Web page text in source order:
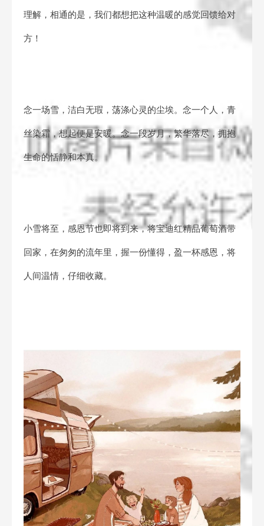
理解，相通的是，我们都想把这种温暖的感觉回馈给对
方！
念一场雪，洁白无瑕，荡涤心灵的尘埃。念一个人，青
丝染霜，想起便是安暖。念一段岁月，繁华落尽，拥抱
生命的恬静和本真。
小雪将至，感恩节也即将到来，将宝迪红精品葡萄酒带
回家，在匆匆的流年里，握一份懂得，盈一杯感恩，将
人间温情，仔细收藏。